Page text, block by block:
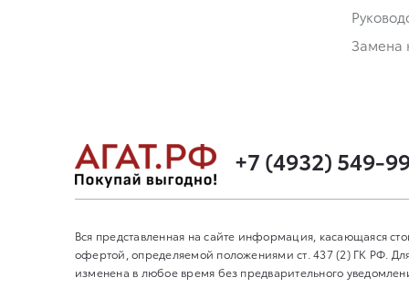
Замена
+7 (4932) 549-
Вся представленная на сайте информация, касающаяся
офертой, определяемой положениями ст. 437 (2) ГК РФ.
изменена в любое время без предварительного